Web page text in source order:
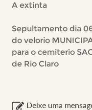
A extinta
Sepultamento dia
do velorio
para o cemiterio
de Rio Claro
Deixe uma